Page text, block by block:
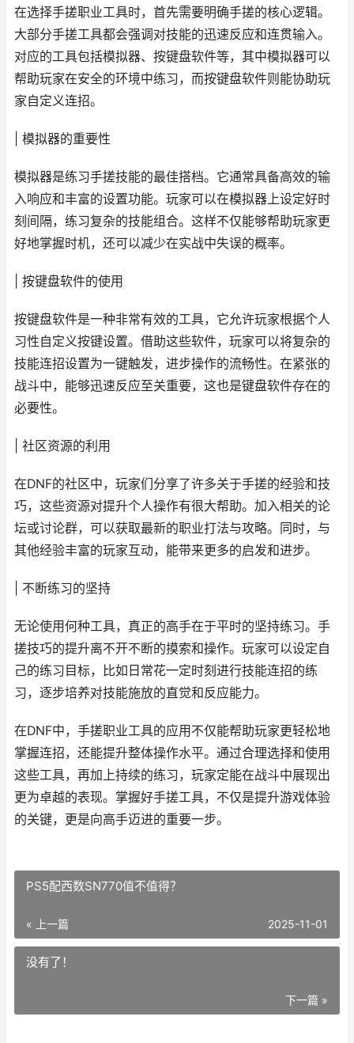
在选择手搓职业工具时，首先需要明确手搓的核心逻辑。
大部分手搓工具都会强调对技能的迅速反应和连贯输入。
对应的工具包括模拟器、按键盘软件等，其中模拟器可以
帮助玩家在安全的环境中练习，而按键盘软件则能协助玩
家自定义连招。
| 模拟器的重要性
模拟器是练习手搓技能的最佳搭档。它通常具备高效的输
入响应和丰富的设置功能。玩家可以在模拟器上设定好时
刻间隔，练习复杂的技能组合。这样不仅能够帮助玩家更
好地掌握时机，还可以减少在实战中失误的概率。
| 按键盘软件的使用
按键盘软件是一种非常有效的工具，它允许玩家根据个人
习性自定义按键设置。借助这些软件，玩家可以将复杂的
技能连招设置为一键触发，进步操作的流畅性。在紧张的
战斗中，能够迅速反应至关重要，这也是键盘软件存在的
必要性。
| 社区资源的利用
在DNF的社区中，玩家们分享了许多关于手搓的经验和技
巧，这些资源对提升个人操作有很大帮助。加入相关的论
坛或讨论群，可以获取最新的职业打法与攻略。同时，与
其他经验丰富的玩家互动，能带来更多的启发和进步。
| 不断练习的坚持
无论使用何种工具，真正的高手在于平时的坚持练习。手
搓技巧的提升离不开不断的摸索和操作。玩家可以设定自
己的练习目标，比如日常花一定时刻进行技能连招的练
习，逐步培养对技能施放的直觉和反应能力。
在DNF中，手搓职业工具的应用不仅能帮助玩家更轻松地
掌握连招，还能提升整体操作水平。通过合理选择和使用
这些工具，再加上持续的练习，玩家定能在战斗中展现出
更为卓越的表现。掌握好手搓工具，不仅是提升游戏体验
的关键，更是向高手迈进的重要一步。
PS5配西数SN770值不值得？
« 上一篇 2025-11-01
没有了！
下一篇 »